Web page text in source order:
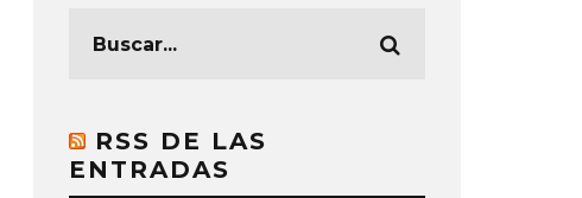
RSS DE LAS
ENTRADAS